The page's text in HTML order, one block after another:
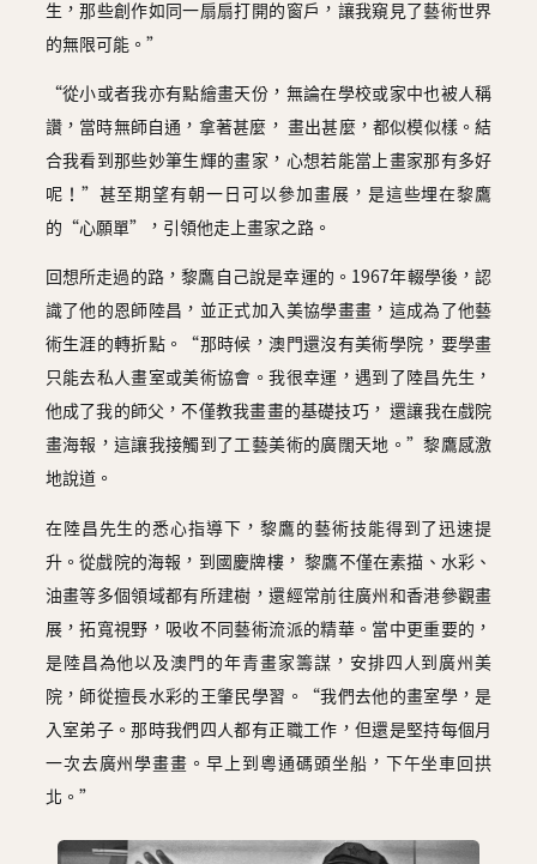
生，那些創作如同一扇扇打開的窗戶，讓我窺見了藝術世界
的無限可能。”
“從小或者我亦有點繪畫天份，無論在學校或家中也被人稱
讚，當時無師自通，拿著甚麼， 畫出甚麼，都似模似樣。結
合我看到那些妙筆生輝的畫家，心想若能當上畫家那有多好
呢！”甚至期望有朝一日可以參加畫展，是這些埋在黎鷹
的“心願單”，引領他走上畫家之路。
回想所走過的路，黎鷹自己說是幸運的。1967年輟學後，認
識了他的恩師陸昌，並正式加入美協學畫畫，這成為了他藝
術生涯的轉折點。“那時候，澳門還沒有美術學院，要學畫
只能去私人畫室或美術協會。我很幸運，遇到了陸昌先生，
他成了我的師父，不僅教我畫畫的基礎技巧， 還讓我在戲院
畫海報，這讓我接觸到了工藝美術的廣闊天地。”黎鷹感激
地說道。
在陸昌先生的悉心指導下，黎鷹的藝術技能得到了迅速提
升。從戲院的海報，到國慶牌樓， 黎鷹不僅在素描、水彩、
油畫等多個領域都有所建樹，還經常前往廣州和香港參觀畫
展，拓寬視野，吸收不同藝術流派的精華。當中更重要的，
是陸昌為他以及澳門的年青畫家籌謀，安排四人到廣州美
院，師從擅長水彩的王肇民學習。“我們去他的畫室學，是
入室弟子。那時我們四人都有正職工作，但還是堅持每個月
一次去廣州學畫畫。早上到粵通碼頭坐船，下午坐車回拱
北。”